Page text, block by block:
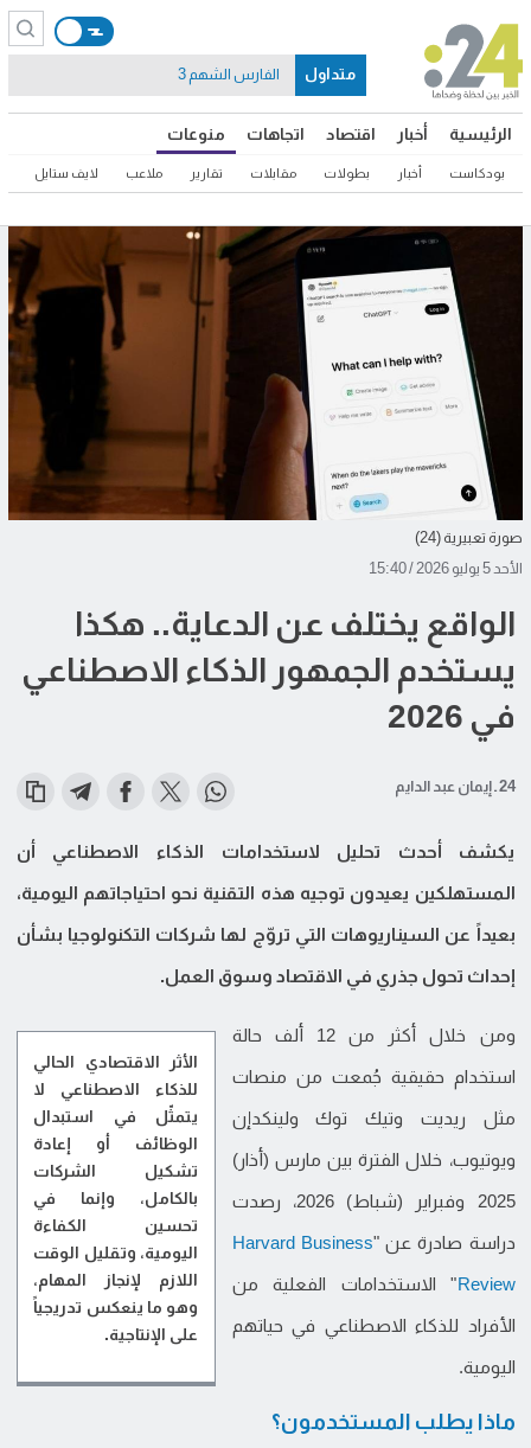
الرئيسية أخبار اقتصاد اتجاهات منوعات
بودكاست أخبار بطولات مقابلات تقارير ملاعب لايف ستايل
متداول الفارس الشهم 3
صورة تعبيرية (24)
الأحد 5 يوليو 2026 / 15:40
الواقع يختلف عن الدعاية.. هكذا
يستخدم الجمهور الذكاء الاصطناعي
في 2026
24 ـ إيمان عبد الدايم
يكشف أحدث تحليل لاستخدامات الذكاء الاصطناعي أن
المستهلكين يعيدون توجيه هذه التقنية نحو احتياجاتهم اليومية،
بعيداً عن السيناريوهات التي تروّج لها شركات التكنولوجيا بشأن
إحداث تحول جذري في الاقتصاد وسوق العمل.
الأثر الاقتصادي الحالي
للذكاء الاصطناعي لا
يتمثّل في استبدال
الوظائف أو إعادة
تشكيل الشركات
بالكامل، وإنما في
تحسين الكفاءة
اليومية، وتقليل الوقت
اللازم لإنجاز المهام،
وهو ما ينعكس تدريجياً
على الإنتاجية.
ومن خلال أكثر من 12 ألف حالة
استخدام حقيقية جُمعت من منصات
مثل ريديت وتيك توك ولينكدإن
ويوتيوب، خلال الفترة بين مارس (أذار)
2025 وفبراير (شباط) 2026، رصدت
دراسة صادرة عن "Harvard Business
Review" الاستخدامات الفعلية من
الأفراد للذكاء الاصطناعي في حياتهم
اليومية.
ماذا يطلب المستخدمون؟